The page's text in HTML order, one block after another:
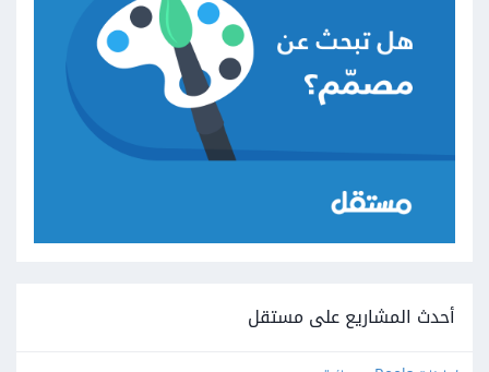
أحدث المشاريع على مستقل